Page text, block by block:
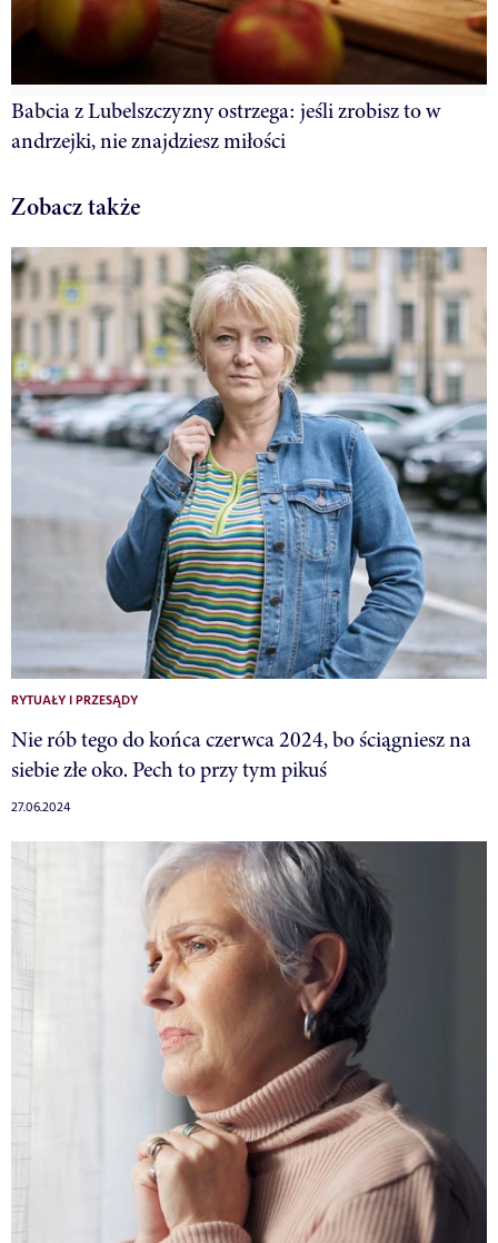
Babcia z Lubelszczyzny ostrzega: jeśli zrobisz to w
andrzejki, nie znajdziesz miłości
Zobacz także
RYTUAŁY I PRZESĄDY
Nie rób tego do końca czerwca 2024, bo ściągniesz na
siebie złe oko. Pech to przy tym pikuś
27.06.2024